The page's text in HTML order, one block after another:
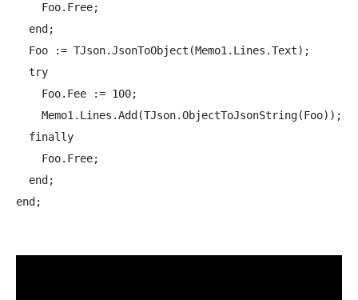
    Foo.Free;
  end;
  Foo := TJson.JsonToObject
(Memo1.Lines.Text);
  try
    Foo.Fee := 100;
    Memo1.Lines.Add(TJson.ObjectToJsonString(Foo));
  finally
    Foo.Free;
  end;
end;